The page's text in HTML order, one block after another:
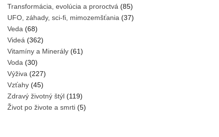
Transformácia, evolúcia a proroctvá (85)
UFO, záhady, sci-fi, mimozemšťania (37)
Veda (68)
Videá (362)
Vitamíny a Minerály (61)
Voda (30)
Výživa (227)
Vzťahy (45)
Zdravý životný štýl (119)
Život po živote a smrti (5)